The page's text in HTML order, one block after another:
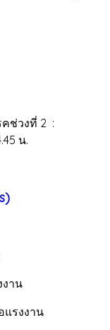
คช่วงที่ 2 :
น.
าน
รงงาน